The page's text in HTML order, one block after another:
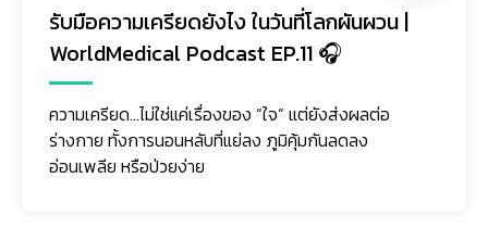
รับมือความเครียดยังไง ในวันที่โลกผันผวน |
WorldMedical Podcast EP.11 🎧
ความเครียด…ไม่ใช่แค่เรื่องของ “ใจ” แต่ยังส่งผลต่อ
ร่างกาย ทั้งการนอนหลับที่แย่ลง ภูมิคุ้มกันลดลง
อ่อนเพลีย หรือป่วยง่าย